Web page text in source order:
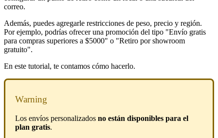
correo.
Además, puedes agregarle restricciones de peso, precio y región.
Por ejemplo, podrías ofrecer una promoción del tipo "Envío gratis
para compras superiores a $5000" o "Retiro por showroom
gratuito".
En este tutorial, te contamos cómo hacerlo.
Warning
Los envíos personalizados no están disponibles para el
plan gratis.